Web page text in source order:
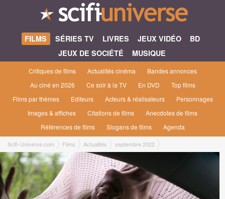
FILMS SÉRIES TV LIVRES JEUX VIDÉO
BD
JEUX DE SOCIÉTÉ
MUSIQUE
Critiques de films Actualités cinéma
Bandes annonces
Au ciné en 2026
Ce soir à la TV En DVD
Top films
Films par thèmes
Editeurs Acteurs & réalisateurs
Personnages
Images & affiches
Citations de films
Anecdotes de films
Références de films
Slogans de films Agenda
Scifi-Universe.com Films Actualités septembre 2022